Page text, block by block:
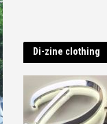
Di-zine clothing